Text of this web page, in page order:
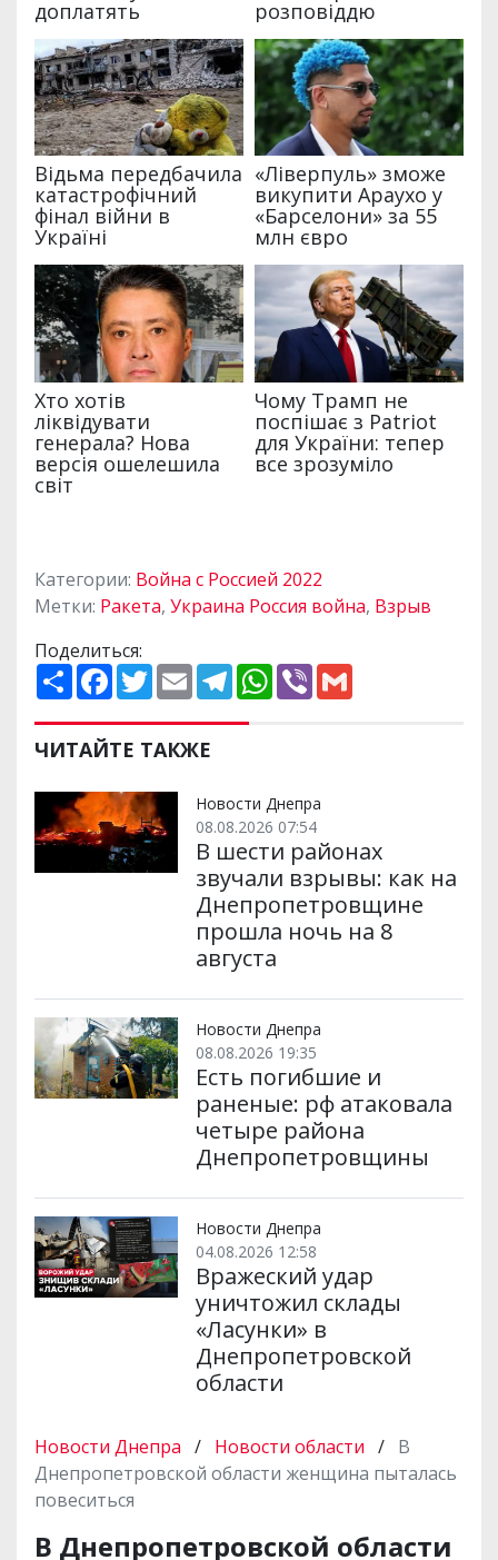
Категории: Война с Россией 2022
Метки: Ракета, Украина Россия война, Взрыв
Поделиться:
П
о
и
р
и
и
F
a
e
b
o
k
T
w
t
t
e
E
m
i
l
T
e
e
m
W
h
p
V
ЧИТАЙТЕ ТАКЖЕ
Новости Днепра
08.08.2026 07:54
В шести районах
звучали взрывы: как на
Днепропетровщине
прошла ночь на 8
августа
Новости Днепра
08.08.2026 19:35
Есть погибшие и
раненые: рф атаковала
четыре района
Днепропетровщины
Новости Днепра
04.08.2026 12:58
Вражеский удар
уничтожил склады
«Ласунки» в
Днепропетровской
области
Новости Днепра / Новости области / В
Днепропетровской области женщина пыталась
повеситься
В Днепропетровской области